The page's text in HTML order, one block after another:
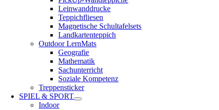
Leinwanddrucke
Teppichfliesen
Magnetische Schultafelsets
Landkartenteppich
Outdoor LernMats
Geografie
Mathematik
Sachunterricht
Soziale Kompetenz
Treppensticker
SPIEL & SPORT
Indoor